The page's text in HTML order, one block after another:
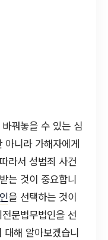
꿔놓을 수 있는 심
아니라 가해자에게
라서 성범죄 사건
는 것이 중요합니
을 선택하는 것이
문법무법인을 선
해 알아보겠습니